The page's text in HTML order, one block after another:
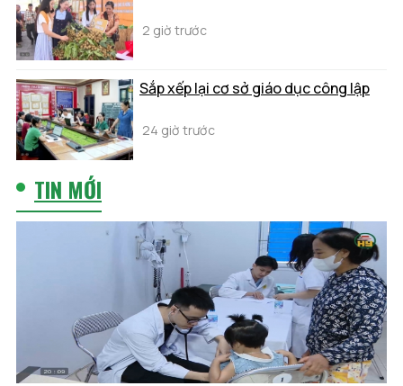
2 giờ trước
Sắp xếp lại cơ sở giáo dục công lập
24 giờ trước
TIN MỚI